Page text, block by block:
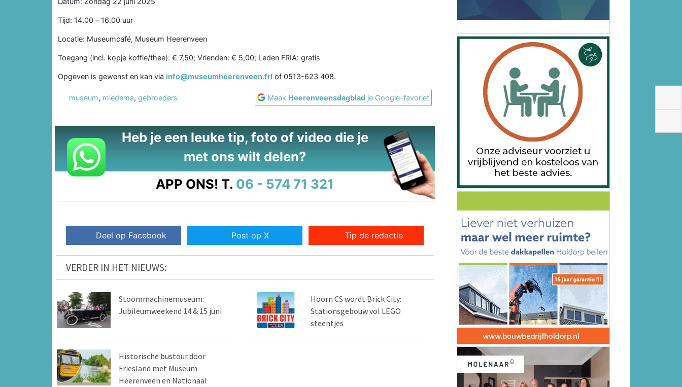
Tijd: 14.00 – 16.00 uur
Locatie: Museumcafé, Museum Heerenveen
Toegang (incl. kopje koffie/thee): € 7,50; Vrienden: € 5,00; Leden FRIA: gratis
Opgeven is gewenst en kan via info@museumheerenveen.frl of 0513-623 408.
museum, miedema, gebroeders Maak Heerenveensdagblad je Google-favoriet
Heb je een leuke tip, foto of video die je
met ons wilt delen?
APP ONS! T. 06 - 574 71 321
Deel op Facebook Post op X Tip de redactie
VERDER IN HET NIEUWS:
Stoommachinemuseum:
Jubileumweekend 14 & 15 juni
Hoorn CS wordt Brick City:
Stationsgebouw vol LEGO
steentjes
Historische bustour door
Friesland met Museum
Heerenveen en Nationaal